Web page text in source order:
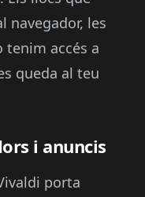
navegador, les
tenim accés a
queda al teu
i anuncis
porta